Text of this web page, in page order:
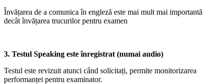
Învățarea de a comunica în engleză este mai mult mai importantă
decât învățarea trucurilor pentru examen
3. Testul Speaking este înregistrat (numai audio)
Testul este revizuit atunci când solicitați, permite monitorizarea
performanței pentru examinator.